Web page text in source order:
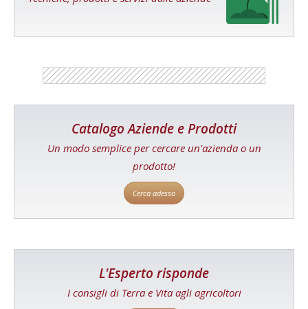
Catalogo Aziende e Prodotti
Un modo semplice per cercare un'azienda o un
prodotto!
Cerca adesso
L'Esperto risponde
I consigli di Terra e Vita agli agricoltori